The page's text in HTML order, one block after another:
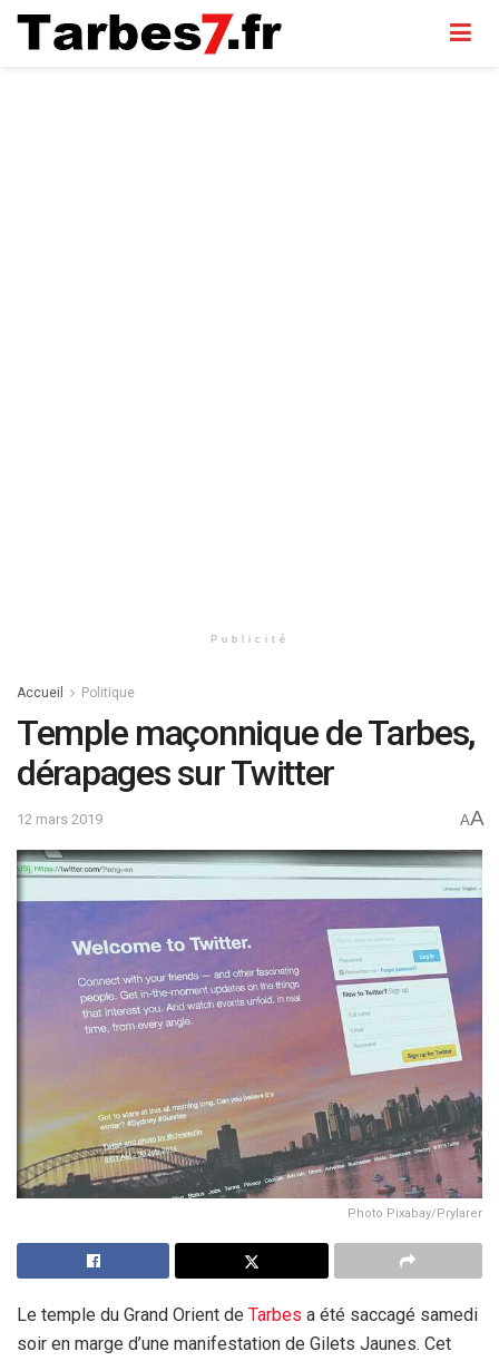
Publicité
Accueil Politique
Temple maçonnique de Tarbes,
dérapages sur Twitter
12 mars 2019 AA
Photo Pixabay/Prylarer
Le temple du Grand Orient de Tarbes a été saccagé samedi
soir en marge d’une manifestation de Gilets Jaunes. Cet